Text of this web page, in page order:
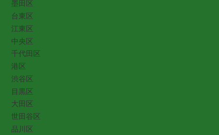
墨田区
台東区
江東区
中央区
千代田区
港区
渋谷区
目黒区
大田区
世田谷区
品川区